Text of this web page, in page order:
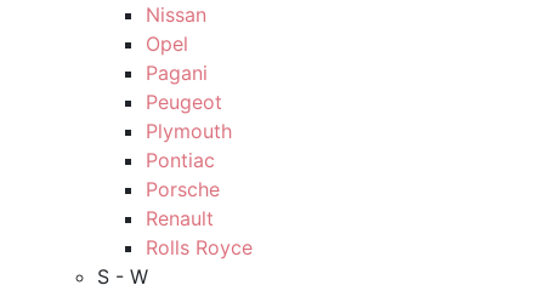
Nissan
Opel
Pagani
Peugeot
Plymouth
Pontiac
Porsche
Renault
Rolls Royce
S - W